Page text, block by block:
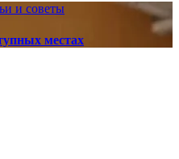
и советы
местах